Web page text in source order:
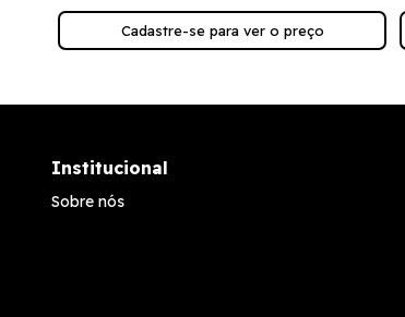
BRANCA E ZIRCÔNIA RETANGULAR
RUBI ROSECadastre-se para ver o preço
Institucional
Sobre nós